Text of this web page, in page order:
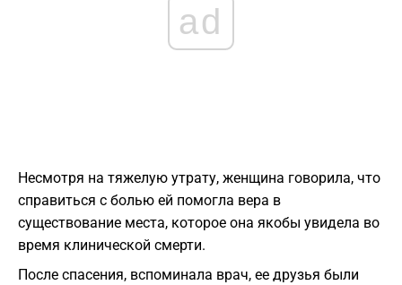
ad
Несмотря на тяжелую утрату, женщина говорила, что
справиться с болью ей помогла вера в
существование места, которое она якобы увидела во
время клинической смерти.
После спасения, вспоминала врач, ее друзья были